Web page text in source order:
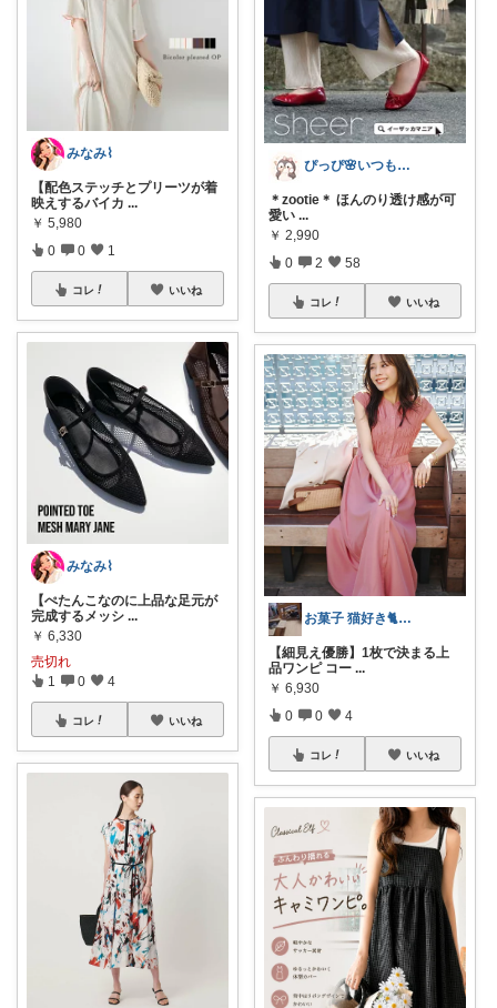
みなみ⌇
【配色ステッチとプリーツが着
映えするバイカ ...
￥ 5,980
0 0 1
コレ いいね
みなみ⌇
【ぺたんこなのに上品な足元が
完成するメッシ ...
￥ 6,330
売切れ
1 0 4
コレ いいね
ぴっぴ🌸いつもありがとうございます♡
＊zootie＊ ほんのり透け感が可
愛い ...
￥ 2,990
0 2 58
コレ いいね
お菓子 猫好き🐈 ポラピスroom
【細見え優勝】1枚で決まる上
品ワンピ コー ...
￥ 6,930
0 0 4
コレ いいね